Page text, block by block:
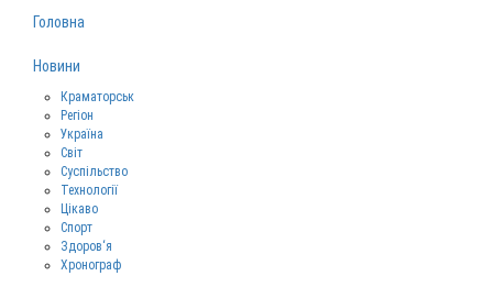
Головна
Новини
Краматорськ
Регіон
Україна
Світ
Суспільство
Технології
Цікаво
Спорт
Здоров‘я
Хронограф